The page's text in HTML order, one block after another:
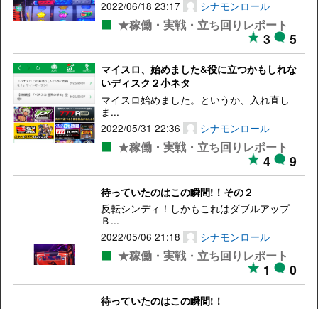
2022/06/18 23:17 シナモンロール
★稼働・実戦・立ち回りレポート
3 5
マイスロ、始めました&役に立つかもしれな
いディスク２小ネタ
マイスロ始めました。というか、入れ直し
ま...
2022/05/31 22:36
シナモンロール
★稼働・実戦・立ち回りレポート
4 9
待っていたのはこの瞬間!！その２
反転シンディ！しかもこれはダブルアップ
Ｂ...
2022/05/06 21:18
シナモンロール
★稼働・実戦・立ち回りレポート
1 0
待っていたのはこの瞬間!！